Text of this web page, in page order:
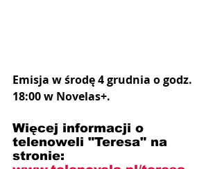
Emisja w środę 4 grudnia o godz.
18:00 w Novelas+.
Więcej informacji o
telenoweli "Teresa" na
stronie: